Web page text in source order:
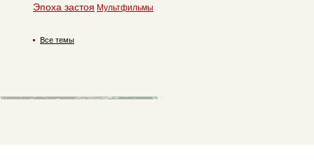
Эпоха застоя Мультфильмы
Все темы